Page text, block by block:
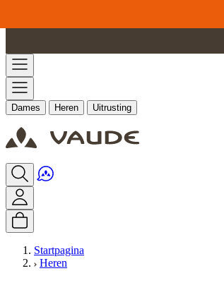
Dames Heren Uitrusting
Startpagina
Heren